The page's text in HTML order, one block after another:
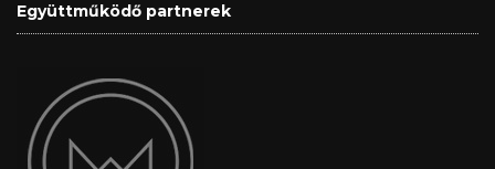
Együttműködő partnerek